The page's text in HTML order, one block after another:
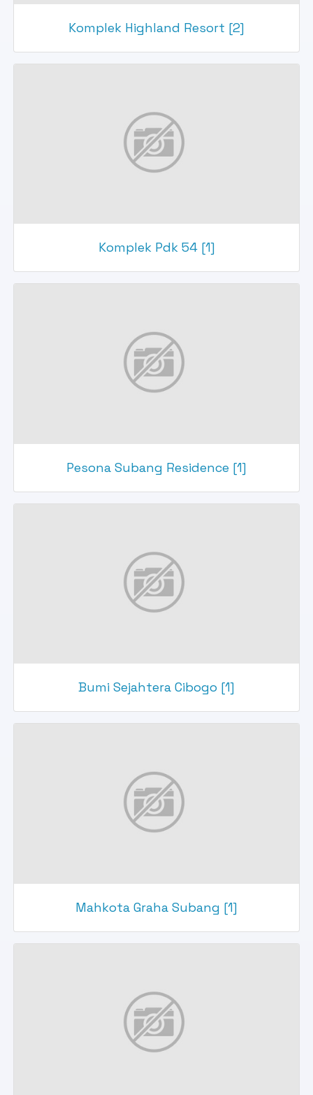
Komplek Highland Resort [2]
Komplek Pdk 54 [1]
Pesona Subang Residence [1]
Bumi Sejahtera Cibogo [1]
Mahkota Graha Subang [1]